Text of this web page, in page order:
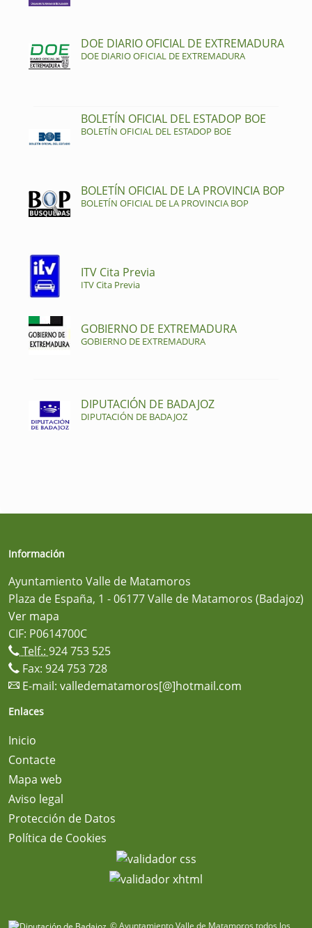
DOE DIARIO OFICIAL DE EXTREMADURA
DOE DIARIO OFICIAL DE EXTREMADURA
BOLETÍN OFICIAL DEL ESTADOP BOE
BOLETÍN OFICIAL DEL ESTADOP BOE
BOLETÍN OFICIAL DE LA PROVINCIA BOP
BOLETÍN OFICIAL DE LA PROVINCIA BOP
ITV Cita Previa
ITV Cita Previa
GOBIERNO DE EXTREMADURA
GOBIERNO DE EXTREMADURA
DIPUTACIÓN DE BADAJOZ
DIPUTACIÓN DE BADAJOZ
Información
Ayuntamiento Valle de Matamoros
Plaza de España, 1 - 06177 Valle de Matamoros (Badajoz)
Ver mapa
CIF: P0614700C
Telf.: 924 753 525
Fax: 924 753 728
E-mail: valledematamoros[@]hotmail.com
Enlaces
Inicio
Contacte
Mapa web
Aviso legal
Protección de Datos
Política de Cookies